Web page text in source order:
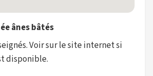
ânes bâtés
Voir sur le site internet si
disponible.